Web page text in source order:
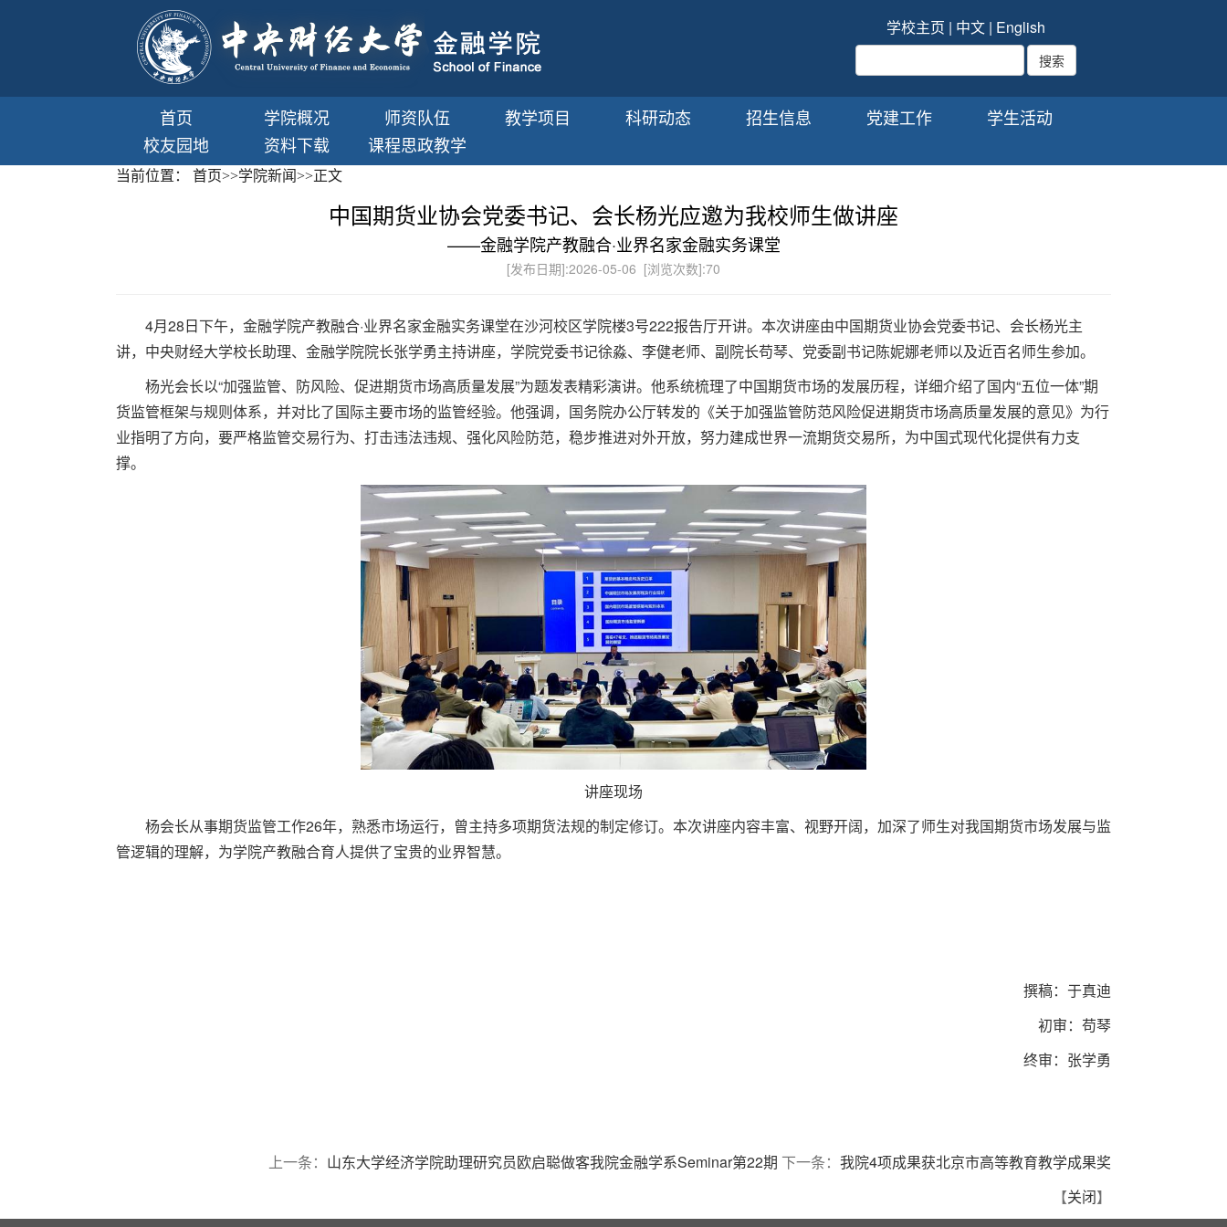
学校主页 | 中文 | English
首页 学院概况 师资队伍 教学项目 科研动态 招生信息 党建工作
学生活动
校友园地
资料下载 课程思政教学
当前位置： 首页>>学院新闻>>正文
中国期货业协会党委书记、会长杨光应邀为我校师生做讲座
——金融学院产教融合·业界名家金融实务课堂
[发布日期]:2026-05-06 [浏览次数]:70
4月28日下午，金融学院产教融合·业界名家金融实务课堂在沙河校区学院楼3号222报告厅开讲。本次讲座由中国期货业协会党委书记、会长杨光主
讲，中央财经大学校长助理、金融学院院长张学勇主持讲座，学院党委书记徐淼、李健老师、副院长苟琴、党委副书记陈妮娜老师以及近百名师生参加。
杨光会长以“加强监管、防风险、促进期货市场高质量发展”为题发表精彩演讲。他系统梳理了中国期货市场的发展历程，详细介绍了国内“五位一体”期
货监管框架与规则体系，并对比了国际主要市场的监管经验。他强调，国务院办公厅转发的《关于加强监管防范风险促进期货市场高质量发展的意见》为行
业指明了方向，要严格监管交易行为、打击违法违规、强化风险防范，稳步推进对外开放，努力建成世界一流期货交易所，为中国式现代化提供有力支
撑。
讲座现场
杨会长从事期货监管工作26年，熟悉市场运行，曾主持多项期货法规的制定修订。本次讲座内容丰富、视野开阔，加深了师生对我国期货市场发展与监
管逻辑的理解，为学院产教融合育人提供了宝贵的业界智慧。
撰稿：于真迪
初审：苟琴
终审：张学勇
上一条： 山东大学经济学院助理研究员欧启聪做客我院金融学系Seminar第22期 下一条： 我院4项成果获北京市高等教育教学成果奖
【关闭】